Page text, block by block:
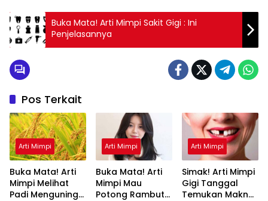
Buka Mata! Arti Mimpi Sakit Gigi : Ini
Penjelasannya
Pos Terkait
Arti Mimpi
Buka Mata! Arti
Mimpi Melihat
Padi Menguning
Arti Mimpi
Buka Mata! Arti
Mimpi Mau
Potong Rambut
Arti Mimpi
Simak! Arti Mimpi
Gigi Tanggal
Temukan Makna